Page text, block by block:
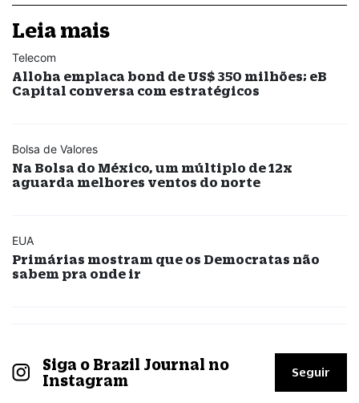
Leia mais
Telecom
Alloha emplaca bond de US$ 350 milhões; eB
Capital conversa com estratégicos
Bolsa de Valores
Na Bolsa do México, um múltiplo de 12x
aguarda melhores ventos do norte
EUA
Primárias mostram que os Democratas não
sabem pra onde ir
Siga o Brazil Journal no
Instagram
Seguir